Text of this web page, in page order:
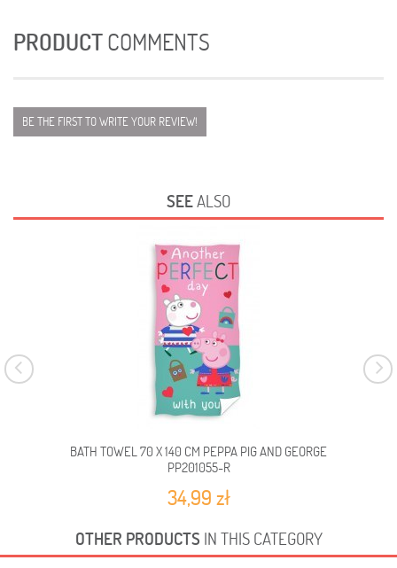
PRODUCTCOMMENTS
BE THE FIRST TO WRITE YOUR REVIEW!
SEEALSO
BATH TOWEL 70 X 140 CM PEPPA PIG AND GEORGE
PP201055-R
34,99 zł
OTHER PRODUCTS IN THIS CATEGORY